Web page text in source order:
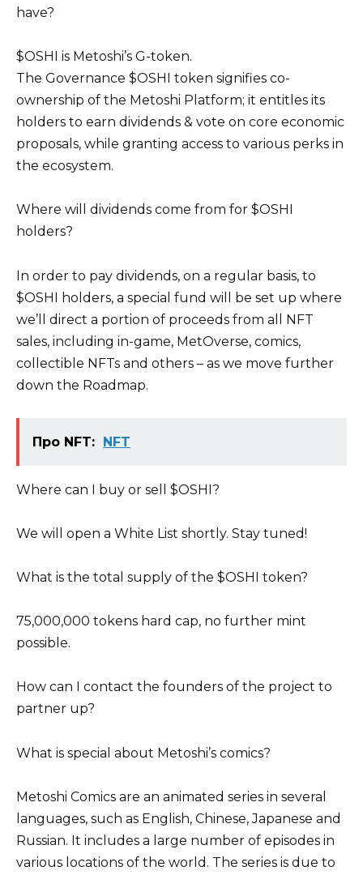
have?
$OSHI is Metoshi’s G-token.
The Governance $OSHI token signifies co-
ownership of the Metoshi Platform; it entitles its
holders to earn dividends & vote on core economic
proposals, while granting access to various perks in
the ecosystem.
Where will dividends come from for $OSHI
holders?
In order to pay dividends, on a regular basis, to
$OSHI holders, a special fund will be set up where
we’ll direct a portion of proceeds from all NFT
sales, including in-game, MetOverse, comics,
collectible NFTs and others – as we move further
down the Roadmap.
Про NFT: NFT
Where can I buy or sell $OSHI?
We will open a White List shortly. Stay tuned!
What is the total supply of the $OSHI token?
75,000,000 tokens hard cap, no further mint
possible.
How can I contact the founders of the project to
partner up?
What is special about Metoshi’s comics?
Metoshi Comics are an animated series in several
languages, such as English, Chinese, Japanese and
Russian. It includes a large number of episodes in
various locations of the world. The series is due to